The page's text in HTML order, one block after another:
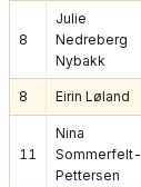
8
Julie
Nedreberg
Nybakk
8 Eirin Løland
11
Nina
Sommerfelt-
Pettersen